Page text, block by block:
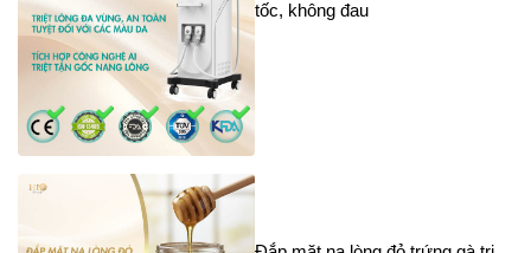
tốc, không đau